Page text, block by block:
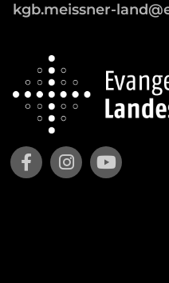
kgb.meissner-